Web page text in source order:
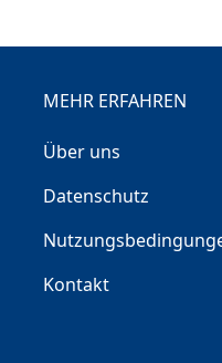
MEHR ERFAHREN
Über uns
Datenschutz
Kontakt